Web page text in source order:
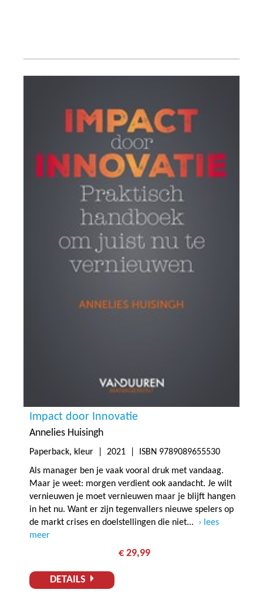
Impact door Innovatie
Annelies Huisingh
Paperback, kleur | 2021 | ISBN 9789089655530
Als manager ben je vaak vooral druk met vandaag.
Maar je weet: morgen verdient ook aandacht. Je wilt
vernieuwen je moet vernieuwen maar je blijft hangen
in het nu. Want er zijn tegenvallers nieuwe spelers op
de markt crises en doelstellingen die niet...
lees
meer
€ 29,99
DETAILS